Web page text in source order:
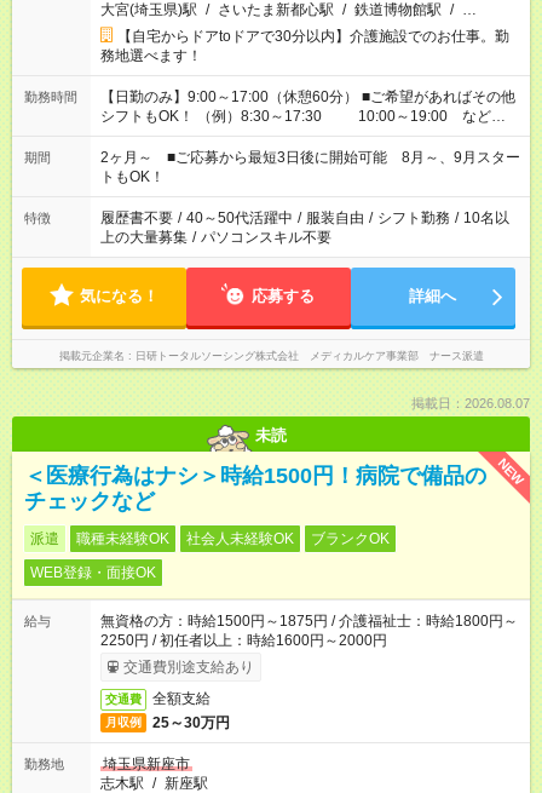
大宮(埼玉県)駅 / さいたま新都心駅 / 鉄道博物館駅 / …
【自宅からドアtoドアで30分以内】介護施設でのお仕事。勤
務地選べます！
勤務時間
【日勤のみ】9:00～17:00（休憩60分） ■ご希望があればその他
シフトもOK！ （例）8:30～17:30 10:00～19:00 など
「家族とお休みを合わせたい」 「できれば残業はしたくない」
など、あなたのご希望に沿ったお仕事をご紹介します！ ※Wワ
ーク希望の方へ 今ご覧のお仕事で希望する勤務時間と、もう1つ
のお仕事の勤務時間。 合計で週40時間を超える場合は応募でき
ません
期間
2ヶ月～ ■ご応募から最短3日後に開始可能 8月～、9月スター
トもOK！
特徴 履歴書不要 / 40～50代活躍中 / 服装自由 / シフト勤務 / 10名以
上の大量募集 / パソコンスキル不要
気になる！ 応募する 詳細へ
掲載元企業名 日研トータルソーシング株式会社 メディカルケア事業部 ナース派遣
掲載日：2026.08.07
未読
NEW
＜医療行為はナシ＞時給1500円！病院で備品の
チェックなど
派遣 職種未経験OK 社会人未経験OK
ブランクOK
WEB登録・面接OK
給与
無資格の方：時給1500円～1875円 / 介護福祉士：時給1800円～
2250円 / 初任者以上：時給1600円～2000円
交通費別途支給あり
交通費 全額支給
月収例 25～30万円
勤務地
埼玉県新座市
志木駅 / 新座駅